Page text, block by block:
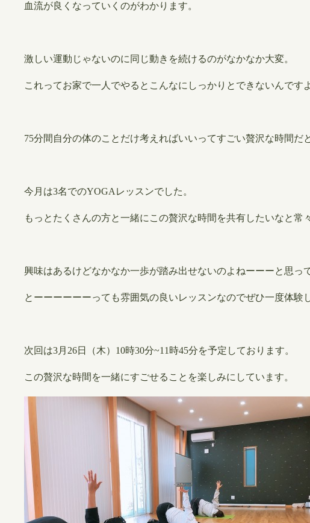
血流が良くなっていくのがわかります。
激しい運動じゃないのに同じ動きを続けるのがなかなか大変。
これってお家で一人でやるとこんなにしっかりとできないんです
75分間自分の体のことだけ考えればいいってすごい贅沢な時間だ
今月は3名でのYOGAレッスンでした。
もっとたくさんの方と一緒にこの贅沢な時間を共有したいなと常
興味はあるけどなかなか一歩が踏み出せないのよねーーーと思っ
とーーーーーーっても雰囲気の良いレッスンなのでぜひ一度体験
次回は3月26日（木）10時30分~11時45分を予定しております。
この贅沢な時間を一緒にすごせることを楽しみにしています。